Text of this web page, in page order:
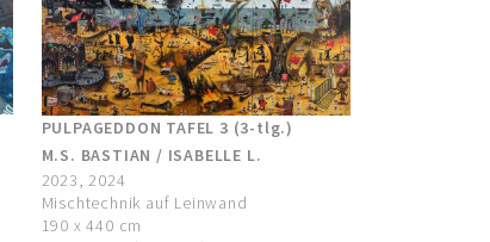
PULPAGEDDON TAFEL 3 (3-tlg.)
M.S. BASTIAN / ISABELLE L.
2023, 2024
Mischtechnik auf Leinwand
190 x 440 cm